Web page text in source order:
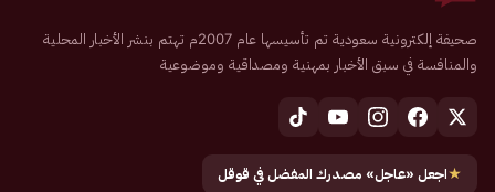
صحيفة إلكترونية سعودية تم تأسيسها عام 2007م تهتم بنشر الأخبار المحلية
والمنافسة في سبق الأخبار بمهنية ومصداقية وموضوعية
★اجعل «عاجل» مصدرك المفضل في قوقل